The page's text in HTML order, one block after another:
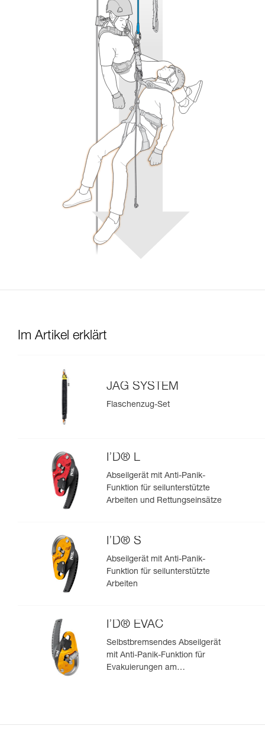
Im Artikel erklärt
JAG SYSTEM
Flaschenzug-Set
I’D® L
Abseilgerät mit Anti-Panik-
Funktion für seilunterstützte
Arbeiten und Rettungseinsätze
I’D® S
Abseilgerät mit Anti-Panik-
Funktion für seilunterstützte
Arbeiten
I’D® EVAC
Selbstbremsendes Abseilgerät
mit Anti-Panik-Funktion für
Evakuierungen am